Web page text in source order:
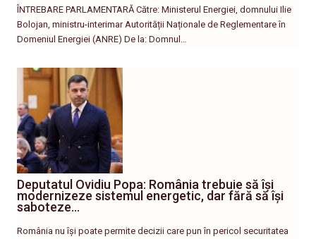
ÎNTREBARE PARLAMENTARĂ Către: Ministerul Energiei, domnului Ilie
Bolojan, ministru-interimar Autorității Naționale de Reglementare în
Domeniul Energiei (ANRE) De la: Domnul…
Deputatul Ovidiu Popa: România trebuie să își
modernizeze sistemul energetic, dar fără să își
saboteze…
România nu își poate permite decizii care pun în pericol securitatea